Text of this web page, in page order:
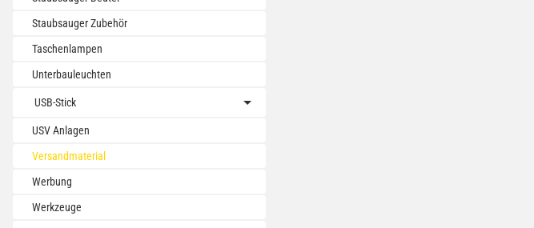
Staubsauger Zubehör
Taschenlampen
Unterbauleuchten
USB-Stick
USV Anlagen
Versandmaterial
Werbung
Werkzeuge